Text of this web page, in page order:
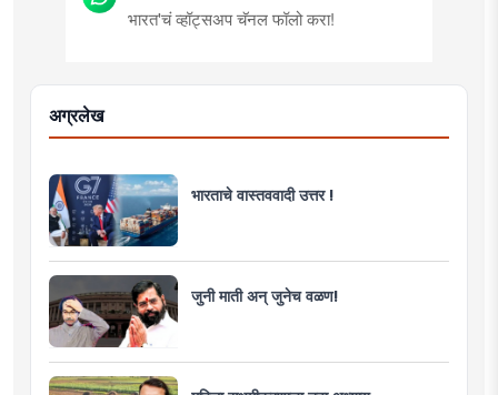
भारत'चं व्हॉट्सअप चॅनल फॉलो करा!
अग्रलेख
भारताचे वास्तववादी उत्तर !
जुनी माती अन् जुनेच वळण!